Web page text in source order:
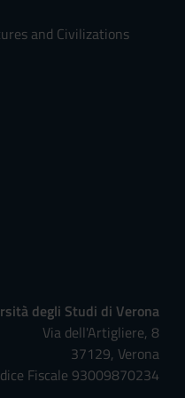
and Civilizations
degli Studi di Verona
Via dell'Artigliere, 8
37129, Verona
Fiscale 93009870234